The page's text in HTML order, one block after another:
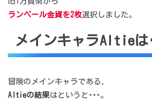
ランペール金貨を2枚選択しました。
メインキャラAltieは
冒険のメインキャラである、
Altieの結果はというと･･･。